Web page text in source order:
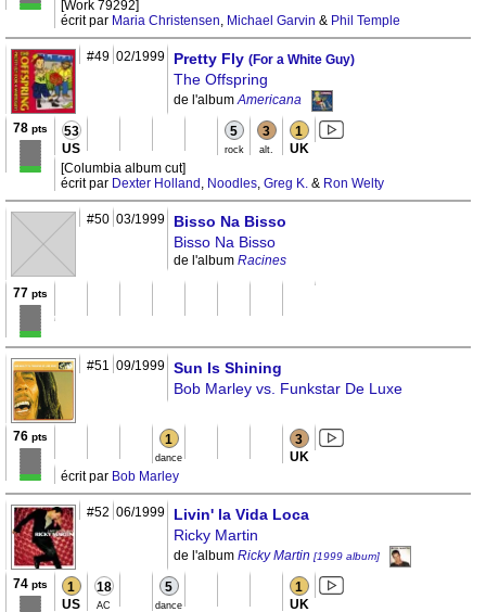
[Work 79292]
écrit par Maria Christensen, Michael Garvin & Phil Temple
#49 02/1999 Pretty Fly (For a White Guy)
The Offspring
de l'albumAmericana
78 pts 53
US
5
rock
3
alt.
1
UK
[Columbia album cut]
écrit par Dexter Holland , Noodles, Greg K. & Ron Welty
#50 03/1999
Bisso Na Bisso
Bisso Na Bisso
de l'album Racines
77 pts
#51 09/1999 Sun Is Shining
Bob Marley vs. Funkstar De Luxe
76 pts 1
dance
3
UK
écrit par Bob Marley
#52 06/1999
Livin' la Vida Loca
Ricky Martin
de l'album Ricky Martin [1999 album]
74 pts 1
US
18
AC
5
dance
1
UK